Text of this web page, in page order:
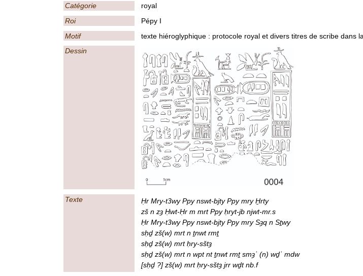
Catégorie
royal
Roi
Pépy I
Motif
texte hiéroglyphique : protocole royal et divers titres de scribe dans
Dessin
Texte
Ḥr Mry-t3wy Ppy nswt-bjty Ppy mry H̱rty
zš n zȝ Ḥwt-Ḥr m mrt Ppy ḥryt-jb njwt-mr.s
Ḥr Mry-t3wy Ppy nswt-bjty Ppy mry Sȝq n Sṯwy
sḥḏ zš(w) mrt n ṯnwt rmṯ
sḥḏ zš(w) mrt ḥry-sštȝ
sḥḏ zš(w) mrt n wpt nt ṯnwt rmṯ smȝʿ (n) wḏʿ mdw
[sḥḏ ?] zš(w) mrt ḥry-sštȝ jrr wḏt nb.f